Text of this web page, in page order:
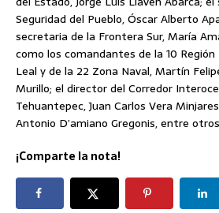
Seguridad del Pueblo, Óscar Alberto
secretaria de la Frontera Sur, María
como los comandantes de la 10 Región
Leal y de la 22 Zona Naval, Martín
Murillo; el director del Corredor
Tehuantepec, Juan Carlos Vera
Antonio D’amiano Gregonis, entre
¡Comparte la nota!